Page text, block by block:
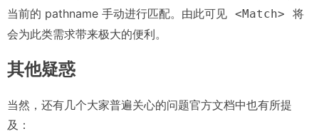
当前的 pathname 手动进行匹配。由此可见 <Match>
将
会为此类需求带来极大的便利。
其他疑惑
当然，还有几个大家普遍关心的问题官方文档中也有所提
及：